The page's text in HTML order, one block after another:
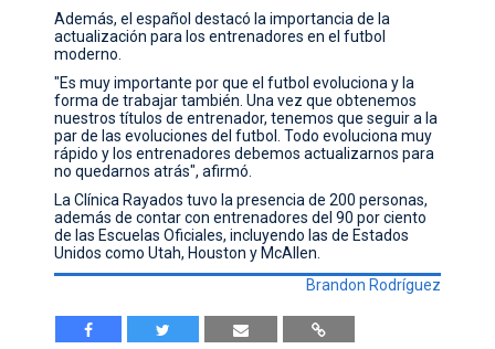
Además, el español destacó la importancia de la
actualización para los entrenadores en el futbol
moderno.
"Es muy importante por que el futbol evoluciona y la
forma de trabajar también. Una vez que obtenemos
nuestros títulos de entrenador, tenemos que seguir a la
par de las evoluciones del futbol. Todo evoluciona muy
rápido y los entrenadores debemos actualizarnos para
no quedarnos atrás", afirmó.
La Clínica Rayados tuvo la presencia de 200 personas,
además de contar con entrenadores del 90 por ciento
de las Escuelas Oficiales, incluyendo las de Estados
Unidos como Utah, Houston y McAllen.
Brandon Rodríguez